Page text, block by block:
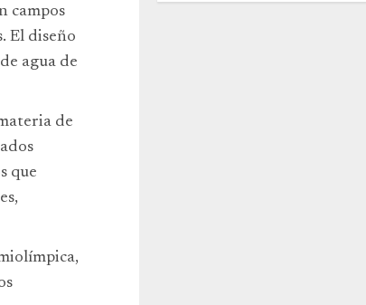
campos
El diseño
agua de
de
que